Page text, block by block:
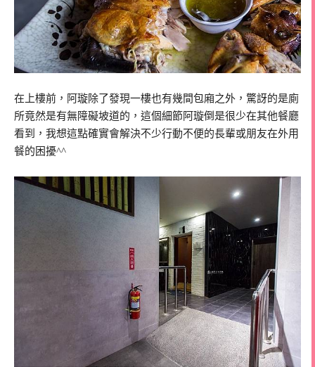
在上樓前，阿璇除了發現一樓也有幾間包廂之外，驚訝的是廁
所竟然是有無障礙坡道的，這個細節阿璇倒是很少在其他餐廳
看到，我想這點確實會解決不少行動不便的長輩或朋友在外用
餐的困擾^^